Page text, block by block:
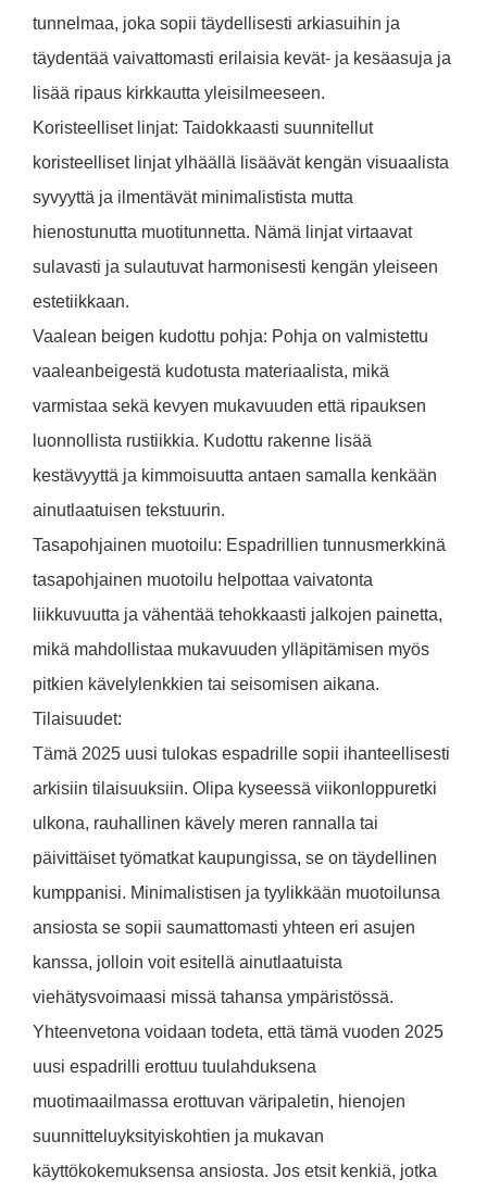
tunnelmaa, joka sopii täydellisesti arkiasuihin ja
täydentää vaivattomasti erilaisia ​​kevät- ja kesäasuja ja
lisää ripaus kirkkautta yleisilmeeseen.
Koristeelliset linjat: Taidokkaasti suunnitellut
koristeelliset linjat ylhäällä lisäävät kengän visuaalista
syvyyttä ja ilmentävät minimalistista mutta
hienostunutta muotitunnetta. Nämä linjat virtaavat
sulavasti ja sulautuvat harmonisesti kengän yleiseen
estetiikkaan.
Vaalean beigen kudottu pohja: Pohja on valmistettu
vaaleanbeigestä kudotusta materiaalista, mikä
varmistaa sekä kevyen mukavuuden että ripauksen
luonnollista rustiikkia. Kudottu rakenne lisää
kestävyyttä ja kimmoisuutta antaen samalla kenkään
ainutlaatuisen tekstuurin.
Tasapohjainen muotoilu: Espadrillien tunnusmerkkinä
tasapohjainen muotoilu helpottaa vaivatonta
liikkuvuutta ja vähentää tehokkaasti jalkojen painetta,
mikä mahdollistaa mukavuuden ylläpitämisen myös
pitkien kävelylenkkien tai seisomisen aikana.
Tilaisuudet:
Tämä 2025 uusi tulokas espadrille sopii ihanteellisesti
arkisiin tilaisuuksiin. Olipa kyseessä viikonloppuretki
ulkona, rauhallinen kävely meren rannalla tai
päivittäiset työmatkat kaupungissa, se on täydellinen
kumppanisi. Minimalistisen ja tyylikkään muotoilunsa
ansiosta se sopii saumattomasti yhteen eri asujen
kanssa, jolloin voit esitellä ainutlaatuista
viehätysvoimaasi missä tahansa ympäristössä.
Yhteenvetona voidaan todeta, että tämä vuoden 2025
uusi espadrilli erottuu tuulahduksena
muotimaailmassa erottuvan väripaletin, hienojen
suunnitteluyksityiskohtien ja mukavan
käyttökokemuksensa ansiosta. Jos etsit kenkiä, jotka